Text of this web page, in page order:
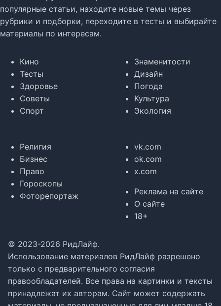
популярные статьи, находите новые темы через
рубрики и подборки, переходите в тесты и выбирайте
материалы по интересам.
Кино
Тесты
Здоровье
Советы
Спорт
Знаменитости
Дизайн
Погода
Культура
Экология
Религия
Бизнес
Право
Гороскопы
Фоторепортаж
vk.com
ok.com
x.com
Реклама на сайте
О сайте
18+
© 2023-2026 РидЛайф.
Использование материалов РидЛайф разрешено
только с предварительного согласия
правообладателей. Все права на картинки и тексты
принадлежат их авторам. Сайт может содержать